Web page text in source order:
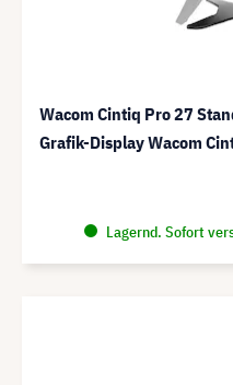
Wacom Cintiq Pro 27
Grafik-Display Wacom
Lagernd. Sofort